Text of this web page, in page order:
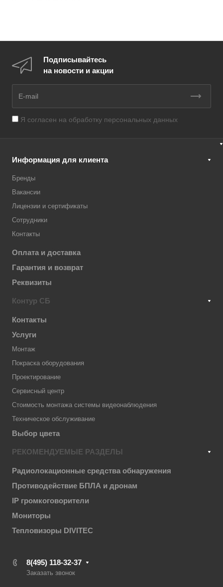
Подписывайтесь
на новости и акции
Я согласен на обработку персональных данных
Информация для клиента
Бренды
Вакансии
Лицензии и сертификаты
Сотрудники
Контакты
Оплата и доставка
Гарантия и возврат
Реквизиты
Контур СБ
Контакты
Услуги
Монтаж
Покраска оборудования
Проектирование
Сервисный центр
Стоимость монтажа системы видеонаблюдения
Техническое обслуживание
Выбор цвета
РЕКОМЕНДУЕМЫЕ РАЗДЕЛЫ
Радиолокационные средства обнаружения
Противодействие БПЛА и дронам
IP громкоговорители
Мониторы
Тепловизоры DIVITEC
8(495) 118-32-37
Заказать звонок